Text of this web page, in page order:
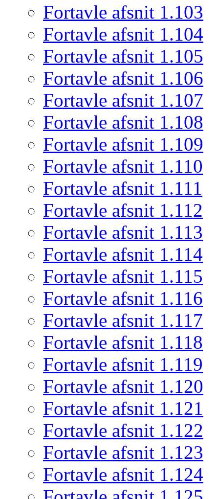
Fortavle afsnit 1.103
Fortavle afsnit 1.104
Fortavle afsnit 1.105
Fortavle afsnit 1.106
Fortavle afsnit 1.107
Fortavle afsnit 1.108
Fortavle afsnit 1.109
Fortavle afsnit 1.110
Fortavle afsnit 1.111
Fortavle afsnit 1.112
Fortavle afsnit 1.113
Fortavle afsnit 1.114
Fortavle afsnit 1.115
Fortavle afsnit 1.116
Fortavle afsnit 1.117
Fortavle afsnit 1.118
Fortavle afsnit 1.119
Fortavle afsnit 1.120
Fortavle afsnit 1.121
Fortavle afsnit 1.122
Fortavle afsnit 1.123
Fortavle afsnit 1.124